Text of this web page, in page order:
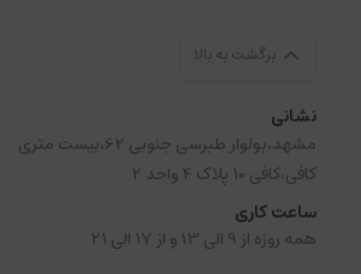
برگشت به بالا
نشانی
مشهد،بولوار طبرسی جنوبی 62،بیست متری
کافی،کافی 10 پلاک 4 واحد 2
ساعت کاری
همه روزه از 9 الی 13 و از 17 الی 21